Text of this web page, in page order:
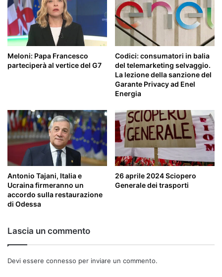
Meloni: Papa Francesco
parteciperà al vertice del G7
Codici: consumatori in balia
del telemarketing selvaggio.
La lezione della sanzione del
Garante Privacy ad Enel
Energia
Antonio Tajani, Italia e
Ucraina firmeranno un
accordo sulla restaurazione
di Odessa
26 aprile 2024 Sciopero
Generale dei trasporti
Lascia un commento
Devi essere connesso per inviare un commento.